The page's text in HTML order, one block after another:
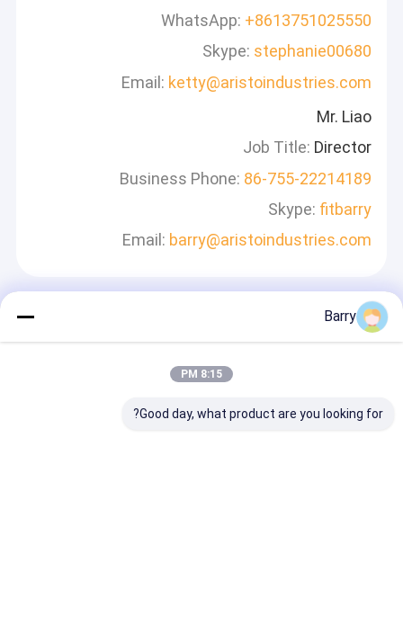
WhatsApp: +8613751025550
Skype: stephanie00680
Email: ketty@aristoindustries.com
Mr. Liao
Job Title: Director
Business Phone: 86-755-22214189
Skype: fitbarry
Email: barry@aristoindustries.com
Barry
8:15 PM
Good day, what product are you looking for?